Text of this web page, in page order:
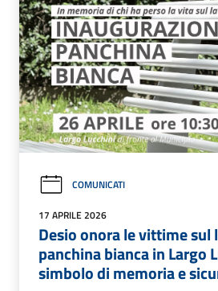
COMUNICATI
17 APRILE 2026
Desio onora le vittime sul
panchina bianca in Largo
simbolo di memoria e